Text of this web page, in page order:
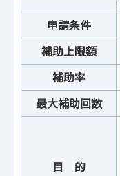
申請条件
補助上限額
補助率
最大補助回数
目 的